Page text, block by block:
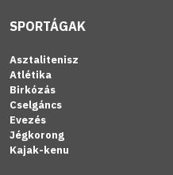
SPORTÁGAK
Asztalitenisz
Atlétika
Birkózás
Cselgáncs
Evezés
Jégkorong
Kajak-kenu